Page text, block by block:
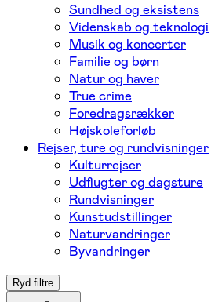
Sundhed og eksistens
Videnskab og teknologi
Musik og koncerter
Familie og børn
Natur og haver
True crime
Foredragsrækker
Højskoleforløb
Rejser, ture og rundvisninger
Kulturrejser
Udflugter og dagsture
Rundvisninger
Kunstudstillinger
Naturvandringer
Byvandringer
Ryd filtre